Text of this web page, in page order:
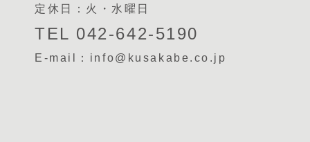
定休日：火・水曜日
TEL 042-642-5190
E-mail：info@kusakabe.co.jp